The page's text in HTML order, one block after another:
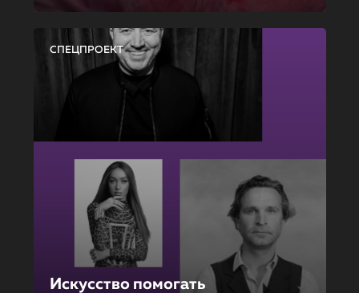
СПЕЦПРОЕКТ
Искусство помогать